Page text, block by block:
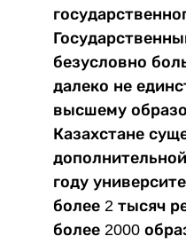
безусловно
далеко не
высшему
Казахстане
году
более 2 тысяч
более 2000